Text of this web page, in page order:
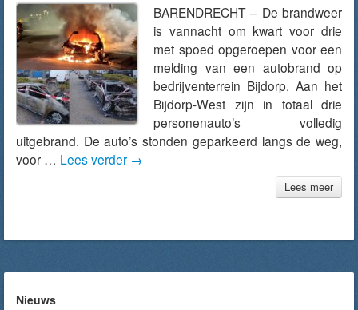
BARENDRECHT – De brandweer
is vannacht om kwart voor drie
met spoed opgeroepen voor een
melding van een autobrand op
bedrijventerrein Bijdorp. Aan het
Bijdorp-West zijn in totaal drie
personenauto’s volledig
uitgebrand. De auto’s stonden geparkeerd langs de weg,
voor … Lees verder →
Lees meer
Nieuws